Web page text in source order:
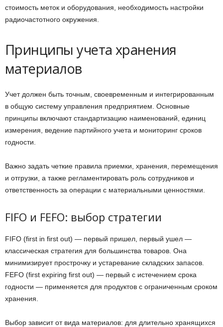
стоимость меток и оборудования, необходимость настройки
радиочастотного окружения.
Принципы учета хранения
материалов
Учет должен быть точным, своевременным и интегрированным
в общую систему управления предприятием. Основные
принципы включают стандартизацию наименований, единиц
измерения, ведение партийного учета и мониторинг сроков
годности.
Важно задать четкие правила приемки, хранения, перемещения
и отгрузки, а также регламентировать роль сотрудников и
ответственность за операции с материальными ценностями.
FIFO и FEFO: выбор стратегии
FIFO (first in first out) — первый пришел, первый ушел —
классическая стратегия для большинства товаров. Она
минимизирует прострочку и устаревание складских запасов.
FEFO (first expiring first out) — первый с истечением срока
годности — применяется для продуктов с ограниченным сроком
хранения.
Выбор зависит от вида материалов: для длительно хранящихся